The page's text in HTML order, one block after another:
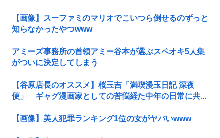
【画像】スーファミのマリオでこいつら倒せるのずっと
知らなかったやつwww
アミーズ事務所の首領アミー谷本が選ぶスペオキ5人集
がついに決定してしまう
【谷原店長のオススメ】桜玉吉「満喫漫玉日記 深夜
便」 ギャグ漫画家としての苦悩経た中年の日常に共...
【画像】美人犯罪ランキング1位の女がヤバいwww